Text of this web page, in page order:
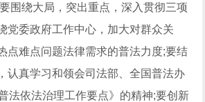
围绕大局，突出重点，深入贯彻三项
党委政府工作中心，加大对群众关
点难点问题法律需求的普法力度;要结
认真学习和领会司法部、全国普法办
法依法治理工作要点》的精神;要创新